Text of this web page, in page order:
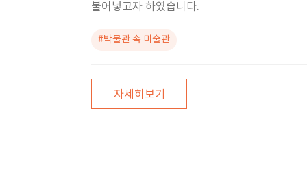
불어넣고자 하였습니다.
#박물관 속 미술관
자세히보기